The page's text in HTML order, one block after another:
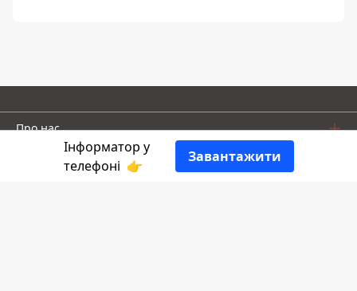
Про нас
Інформатор у
телефоні 👉
Завантажити